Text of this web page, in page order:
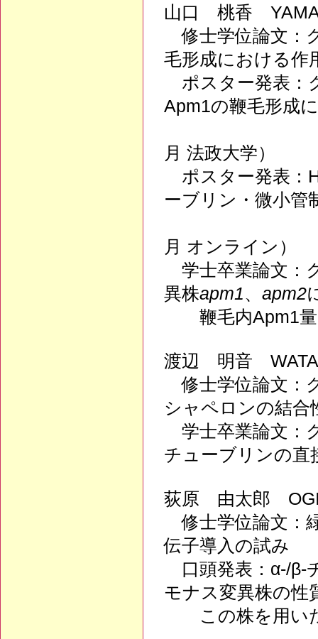
山口 桃香
修士学位論文：
毛形成における作
ポスター発表：
Apm1の鞭毛形成
月 法政大学）
ポスター発表：
ーブリン・微小管
月 オンライン）
学士卒業論文：
異株apm1、 apm2
鞭毛内Apm1量
渡辺 明音
修士学位論文：
シャペロンの結合
学士卒業論文：
チューブリンの直
荻原 由太郎
修士学位論文：
伝子導入の試み
口頭発表：α-/β-
モナス変異株の性
この株を用いた